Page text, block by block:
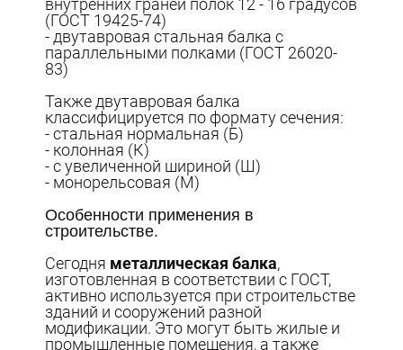
(ГОСТ 19425-74)
- двутавровая стальная балка с
параллельными полками (ГОСТ 26020-
83)
Также двутавровая балка
классифицируется по формату сечения:
- стальная нормальная (Б)
- колонная (К)
- с увеличенной шириной (Ш)
- монорельсовая (М)
Особенности применения в
строительстве.
Сегодня металлическая балка,
изготовленная в соответствии с ГОСТ,
активно используется при строительстве
зданий и сооружений разной
модификации. Это могут быть жилые и
промышленные помещения, а также